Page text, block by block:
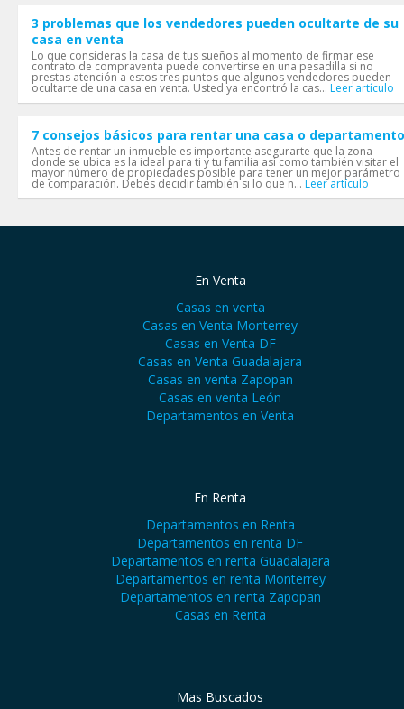
3 problemas que los vendedores pueden ocultarte de su
casa en venta
Lo que consideras la casa de tus sueños al momento de firmar ese
contrato de compraventa puede convertirse en una pesadilla si no
prestas atención a estos tres puntos que algunos vendedores pueden
ocultarte de una casa en venta. Usted ya encontró la cas... Leer artículo
7 consejos básicos para rentar una casa o departamento
Antes de rentar un inmueble es importante asegurarte que la zona
donde se ubica es la ideal para ti y tu familia así como también visitar el
mayor número de propiedades posible para tener un mejor parámetro
de comparación. Debes decidir también si lo que n... Leer artículo
En Venta
Casas en venta
Casas en Venta Monterrey
Casas en Venta DF
Casas en Venta Guadalajara
Casas en venta Zapopan
Casas en venta León
Departamentos en Venta
En Renta
Departamentos en Renta
Departamentos en renta DF
Departamentos en renta Guadalajara
Departamentos en renta Monterrey
Departamentos en renta Zapopan
Casas en Renta
Mas Buscados